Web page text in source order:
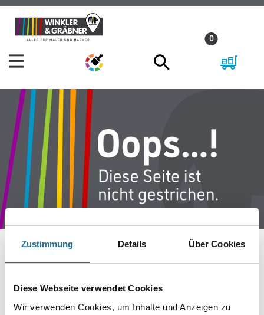
Zustimmung Details Über Cookies
Diese Webseite verwendet Cookies
Wir verwenden Cookies, um Inhalte und Anzeigen zu
Zum
Inhalt
Zum
Navigationsmenü
0
IST AUFGETRETEN